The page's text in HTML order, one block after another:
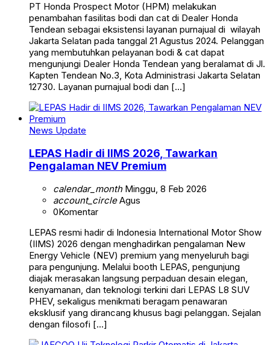
PT Honda Prospect Motor (HPM) melakukan
penambahan fasilitas bodi dan cat di Dealer Honda
Tendean sebagai eksistensi layanan purnajual di wilayah
Jakarta Selatan pada tanggal 21 Agustus 2024. Pelanggan
yang membutuhkan pelayanan bodi & cat dapat
mengunjungi Dealer Honda Tendean yang beralamat di Jl.
Kapten Tendean No.3, Kota Administrasi Jakarta Selatan
12730. Layanan purnajual bodi dan […]
News Update
LEPAS Hadir di IIMS 2026, Tawarkan
Pengalaman NEV Premium
calendar_monthMinggu, 8 Feb 2026
account_circleAgus
0Komentar
LEPAS resmi hadir di Indonesia International Motor Show
(IIMS) 2026 dengan menghadirkan pengalaman New
Energy Vehicle (NEV) premium yang menyeluruh bagi
para pengunjung. Melalui booth LEPAS, pengunjung
diajak merasakan langsung perpaduan desain elegan,
kenyamanan, dan teknologi terkini dari LEPAS L8 SUV
PHEV, sekaligus menikmati beragam penawaran
eksklusif yang dirancang khusus bagi pelanggan. Sejalan
dengan filosofi […]